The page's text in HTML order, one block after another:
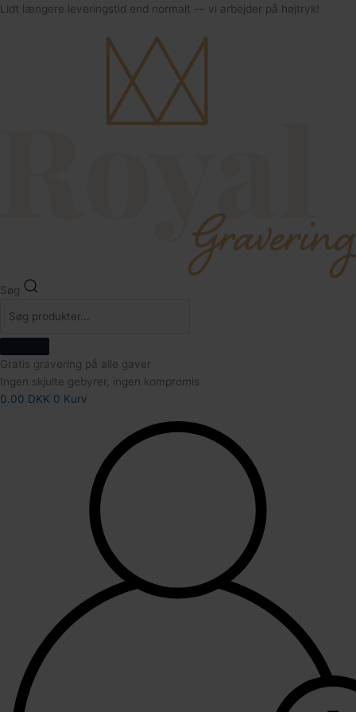
Lidt længere leveringstid end normalt — vi arbejder på højtryk!
Søg
Gratis gravering på alle gaver
Ingen skjulte gebyrer, ingen kompromis
0.00 DKK 0 Kurv
64
24